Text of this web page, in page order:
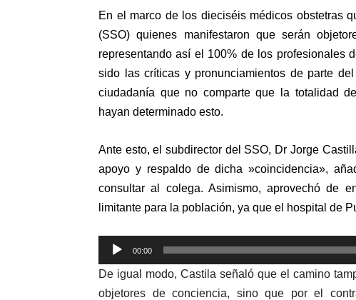
En el marco de los dieciséis médicos obstetras
(SSO) quienes manifestaron que serán
representando así el 100% de los profesionales
sido las críticas y pronunciamientos de parte
ciudadanía que no comparte que la totalidad
hayan determinado esto.
Ante esto, el subdirector del SSO, Dr Jorge
apoyo y respaldo de dicha »coincidencia»,
consultar al colega. Asimismo, aprovechó de
limitante para la población, ya que el hospital de
Reproductor
de
audio
00:00
De igual modo, Castila señaló que el camino
objetores de conciencia, sino que por el